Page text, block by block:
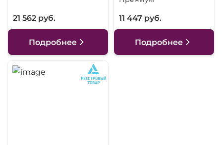
21 562 руб.
Подробнее
11 447 руб.
Подробнее